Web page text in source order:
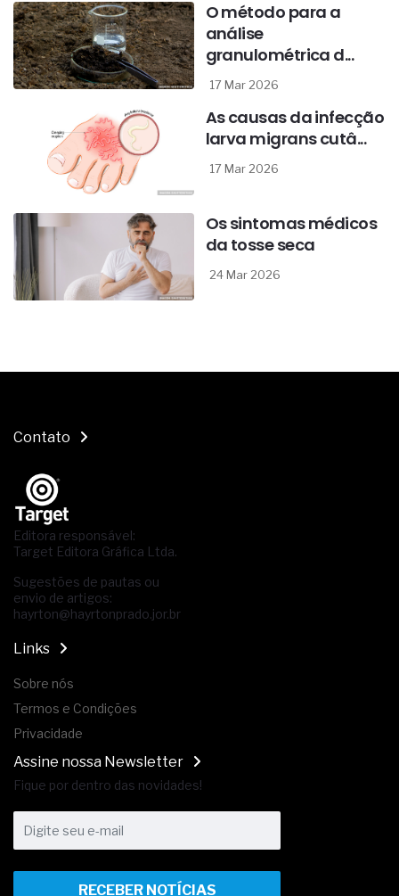
O método para a
análise
granulométrica d...
17 Mar 2026
As causas da infecção
larva migrans cutâ...
17 Mar 2026
Os sintomas médicos
da tosse seca
24 Mar 2026
Contato
Editora responsável:
Target Editora Gráfica Ltda.
Sugestões de pautas ou
envio de artigos:
hayrton@hayrtonprado.jor.br
Links
Sobre nós
Termos e Condições
Privacidade
Assine nossa Newsletter
Fique por dentro das novidades!
RECEBER NOTÍCIAS